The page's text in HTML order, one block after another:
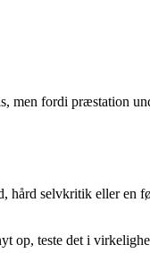
men fordi præstation
hård selvkritik eller en
op, teste det i